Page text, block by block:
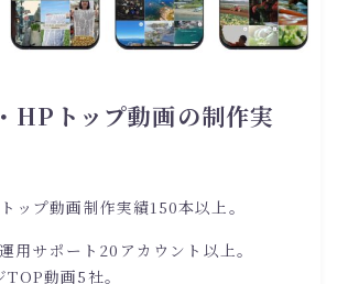
HPトップ動画の制作実
ップ動画制作実績150本以上。
サポート20アカウント以上。
動画5社。